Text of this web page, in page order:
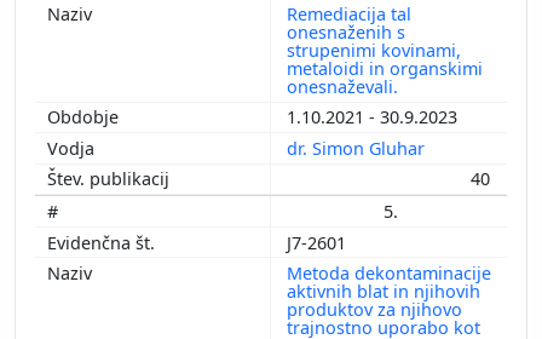
Remediacija tal
onesnaženih s
strupenimi kovinami,
metaloidi in organskimi
onesnaževali.
1.10.2021 - 30.9.2023
dr. Simon Gluhar
40
5.
J7-2601
Metoda dekontaminacije
aktivnih blat in njihovih
produktov za njihovo
trajnostno uporabo kot